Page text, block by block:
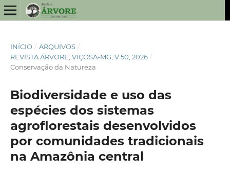
INÍCIO / ARQUIVOS /
REVISTA ÁRVORE, VIÇOSA-MG, V.50, 2026 /
Conservação da Natureza
Biodiversidade e uso das
espécies dos sistemas
agroflorestais desenvolvidos
por comunidades tradicionais
na Amazônia central